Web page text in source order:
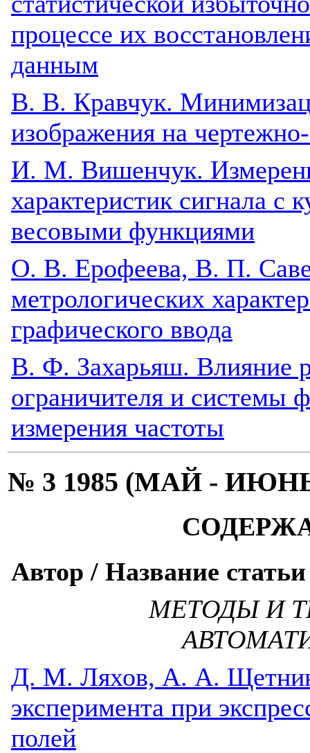
процессе их
данным
В. В. Кравчук.
изображения на
И. М. Вишенчук.
характеристик сигнала
весовыми функциями
О. В. Ерофеева, В. П.
метрологических
графического ввода
В. Ф. Захарьяш. Влияние
ограничителя и системы
измерения частоты
№ 3 1985 (МАЙ -
Автор / Название статьи
МЕТОДЫ И
Д. М. Ляхов, А. А.
эксперимента при
полей